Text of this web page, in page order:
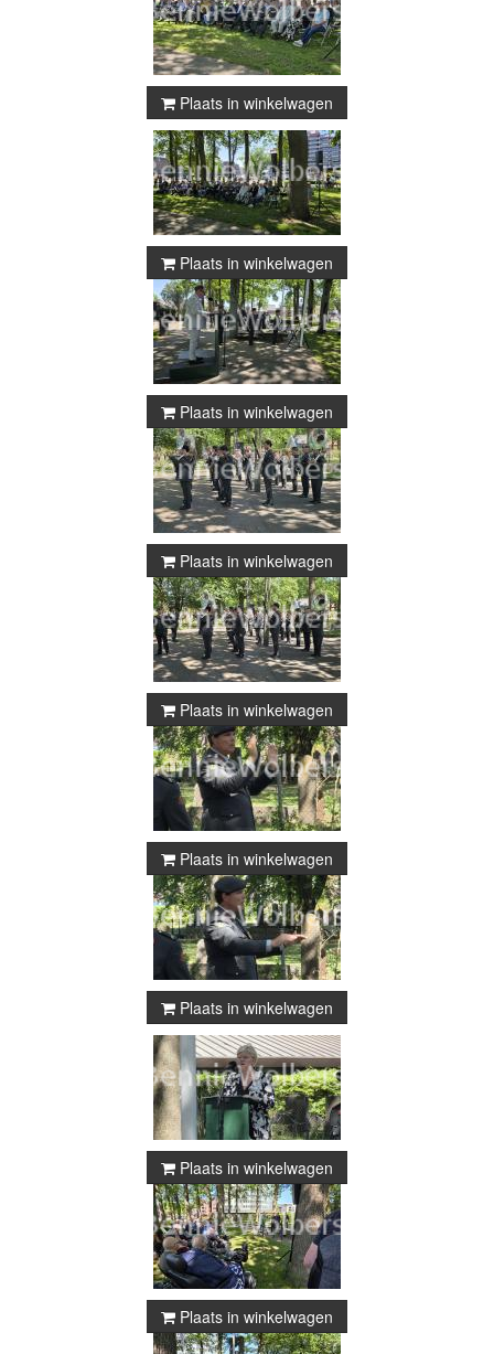
Plaats in winkelwagen
Plaats in winkelwagen
Plaats in winkelwagen
Plaats in winkelwagen
Plaats in winkelwagen
Plaats in winkelwagen
Plaats in winkelwagen
Plaats in winkelwagen
Plaats in winkelwagen